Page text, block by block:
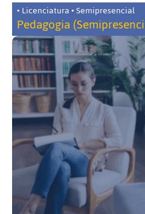
• Licenciatura • Semipresencial
Pedagogia